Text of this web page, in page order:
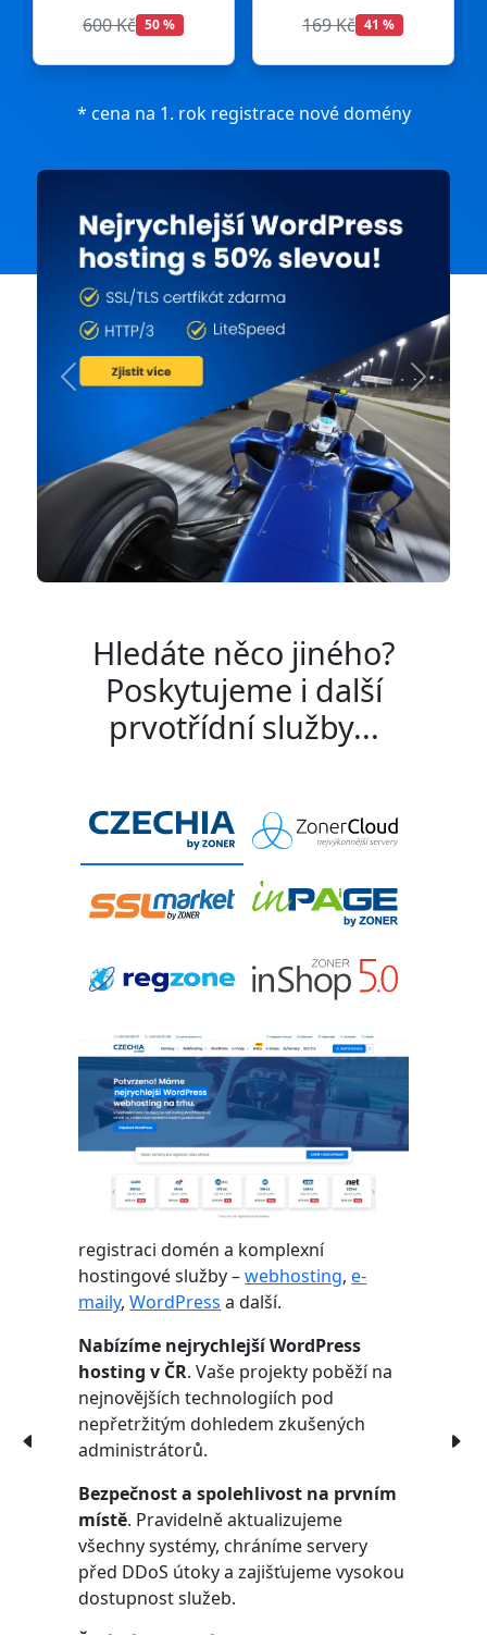
600 Kč 50 % 169 Kč 41 %
* cena na 1. rok registrace nové domény
Previous Next
Hledáte něco jiného?
Poskytujeme i další
prvotřídní služby...
registraci domén a komplexní
hostingové služby –webhosting,e-
maily,WordPress a další.
Nabízíme nejrychlejší WordPress
hosting v ČR. Vaše projekty poběží na
nejnovějších technologiích pod
nepřetržitým dohledem zkušených
administrátorů.
Bezpečnost a spolehlivost na prvním
místě. Pravidelně aktualizujeme
všechny systémy, chráníme servery
před DDoS útoky a zajišťujeme vysokou
dostupnost služeb.